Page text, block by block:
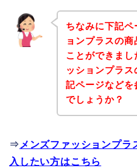
ちなみに下記
ョンプラスの
ことができま
ッションプラ
記ページなど
でしょうか？
⇒ メンズファッションプラ
入したい方はこちら